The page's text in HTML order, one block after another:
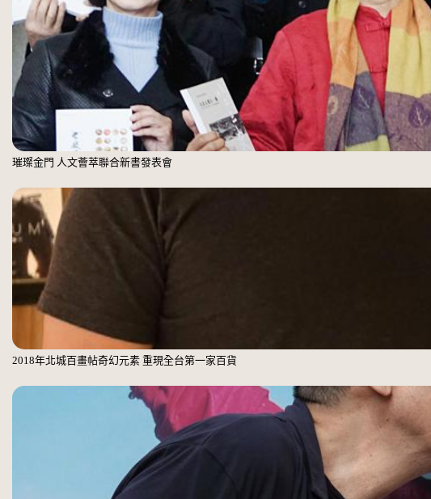
璀璨金門 人文薈萃聯合新書發表會
2018年北城百畫帖奇幻元素 重現全台第一家百貨